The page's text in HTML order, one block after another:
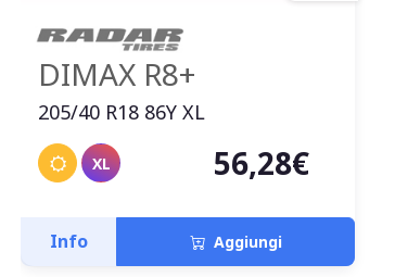
DIMAX R8+
205/40 R18 86Y XL
XL 56,28€
Info Aggiungi